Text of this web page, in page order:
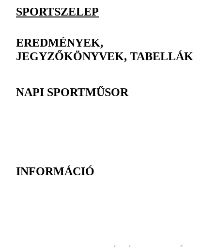
SPORTSZELEP
EREDMÉNYEK,
JEGYZŐKÖNYVEK, TABELLÁK
NAPI SPORTMŰSOR
INFORMÁCIÓ